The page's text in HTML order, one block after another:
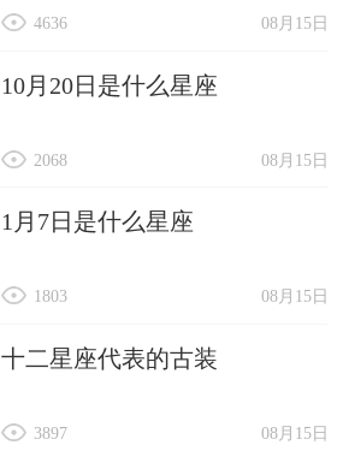
08月15日
4636
10月20日是什么星座
08月15日
2068
1月7日是什么星座
08月15日
1803
十二星座代表的古装
08月15日
3897